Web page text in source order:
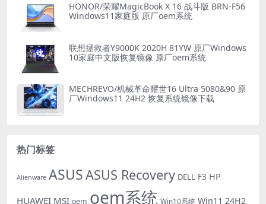
HONOR/荣耀MagicBook X 16 战斗版 BRN-F56
Windows11家庭版 原厂oem系统
联想拯救者Y9000K 2020H 81YW 原厂Windows
10家庭中文版恢复镜像 原厂oem系统
MECHREVO/机械革命耀世16 Ultra 5080&90 原
厂Windows11 24H2 恢复系统镜像下载
热门标签
Alienware ASUSASUS Recovery DELL F3 HP
HUAWEI MSI oem oem系统 Win10系统 Win11 24H2